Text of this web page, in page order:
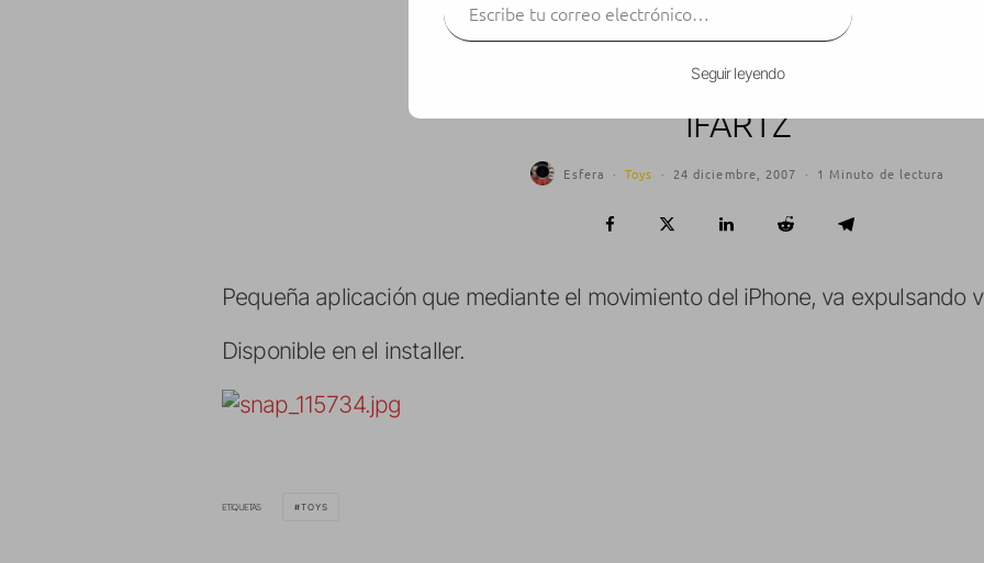
IFARTZ
Esfera · Toys · 24 diciembre, 2007 · 1 Minuto de lectura
Pequeña aplicación que mediante el movimiento del iPhone, va expulsando
Disponible en el installer.
ETIQUETAS TOYS
Seguir leyendo